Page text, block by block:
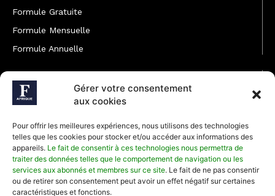
Gérer votre consentement
aux cookies
Pour offrir les meilleures expériences, nous utilisons des technologies
telles que les cookies pour stocker et/ou accéder aux informations des
appareils. Le fait de consentir à ces technologies nous permettra de
traiter des données telles que le comportement de navigation ou les
services aux abonnés et membres sur ce site. Le fait de ne pas consentir
ou de retirer son consentement peut avoir un effet négatif sur certaines
caractéristiques et fonctions.
Formule Gratuite
Formule Mensuelle
Formule Annuelle
JOINDRE L'ÉQUIPE
Rédaction
Développement commercial
Communiquer avec Forbes Afrique
Média Kit 2026